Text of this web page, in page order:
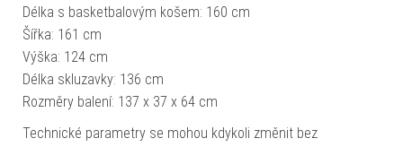
Délka s basketbalovým košem: 160 cm
Šířka: 161 cm
Výška: 124 cm
Délka skluzavky: 136 cm
Rozměry balení: 137 x 37 x 64 cm
Technické parametry se mohou kdykoli změnit bez